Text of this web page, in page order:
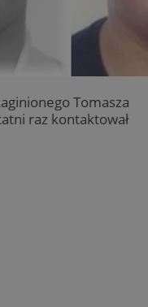
Tomasza
raz kontaktował